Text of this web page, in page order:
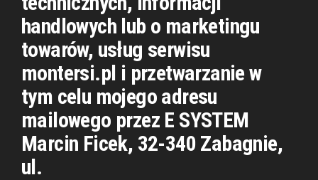
handlowych lub o marketingu
towarów, usług serwisu
montersi.pl i przetwarzanie w
tym celu mojego adresu
mailowego przez E SYSTEM
Marcin Ficek, 32-340 Zabagnie,
ul.